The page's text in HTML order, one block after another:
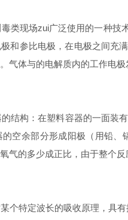
类现场zui广泛使用的一种技
和参比电极，在电极之间充
气体与的电解质内的工作电
结构：在塑料容器的一面装
空余部分形成阳极（用铅
气的多少成正比，由于整个
个特定波长的吸收原理，具